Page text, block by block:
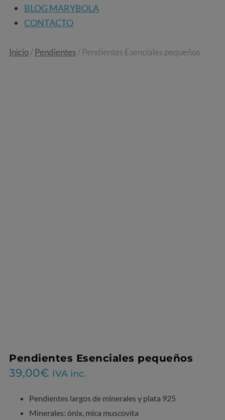
BLOG MARYBOLA
CONTACTO
Inicio/ Pendientes/ Pendientes Esenciales pequeños
Pendientes Esenciales pequeños
39,00€ IVA inc.
Pendientes largos de minerales y plata 925
Minerales: ónix, mica muscovita